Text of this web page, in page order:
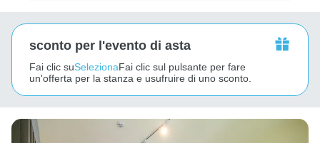
sconto per l'evento di asta
Fai clic suSelezionaFai clic sul pulsante per fare
un'offerta per la stanza e usufruire di uno sconto.